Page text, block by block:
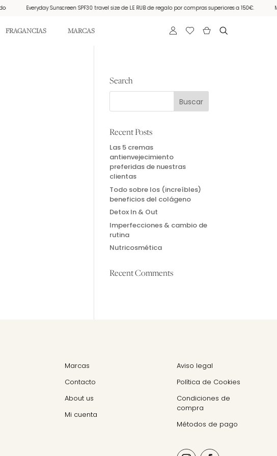
Everyday Sunscreen SPF30 travel size de LE RUB de regalo por compras superiores a 150€.
FRAGANCIAS MARCAS
Search
Recent Posts
Las 5 cremas
antienvejecimiento
preferidas de nuestras
clientas
Todo sobre los (increíbles)
beneficios del colágeno
Detox In & Out
Imperfecciones & cambio de
rutina
Nutricosmética
Recent Comments
Marcas
Contacto
About us
Mi cuenta
Aviso legal
Política de Cookies
Condiciones de
compra
Métodos de pago